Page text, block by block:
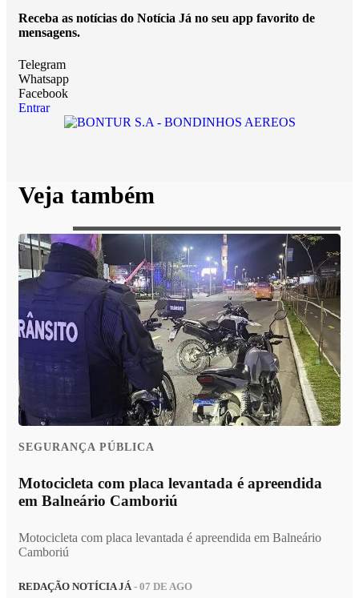
Receba as notícias do Notícia Já no seu app favorito de
mensagens.
Telegram
Whatsapp
Facebook
Entrar
Veja também
SEGURANÇA PÚBLICA
Motocicleta com placa levantada é apreendida
em Balneário Camboriú
Motocicleta com placa levantada é apreendida em Balneário
Camboriú
REDAÇÃO NOTÍCIA JÁ- 07 DE AGO